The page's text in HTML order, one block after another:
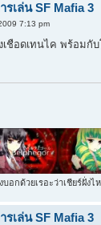
รเล่น SF Mafia 3
7:13 pm
เชือดเทนไค พร้อมกั
บอกด้วยเรอะว่าเชียร์ฝั่ง
รเล่น SF Mafia 3